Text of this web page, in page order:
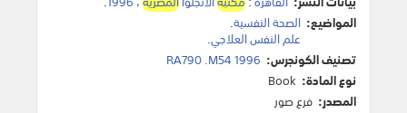
المواضيع: الصحة النفسية.
علم النفس العلاجي.
تصنيف الكونجرس: RA790 .M54 1996
نوع المادة: Book
المصدر: فرع صور